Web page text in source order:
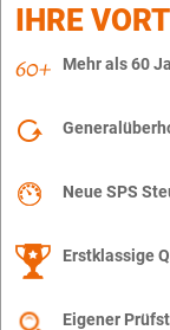
IHRE
Mehr als 60
Neue SPS
Erstklassige
Eigener